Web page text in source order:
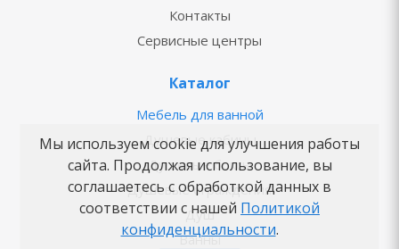
Контакты
Сервисные центры
Каталог
Мебель для ванной
Душевые кабины
Душевые боксы
Душевые ограждения
Душ
Ванны
Мы используем cookie для улучшения работы
сайта. Продолжая использование, вы
соглашаетесь с обработкой данных в
соответствии с нашей Политикой
конфиденциальности.